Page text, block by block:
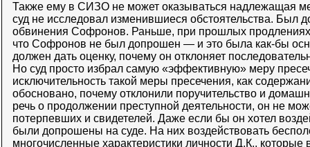
Также ему в СИЗО не может оказываться надлежащая
суд не исследовал изменившиеся обстоятельства. Был
обвинения Софронов. Раньше, при прошлых
что Софронов не был допрошен — и это была как-бы
должен дать оценку, почему он отклоняет
Но суд просто избрал самую «эффективную» меру
исключительность такой меры пресечения, как
обосновано, почему отклонили поручительство и
речь о продолжении преступной деятельности, он не
потерпевших и свидетелей. Даже если бы он хотел
были допрошены на суде. На них воздействовать
многочисленные характеристики личности Д.К.,